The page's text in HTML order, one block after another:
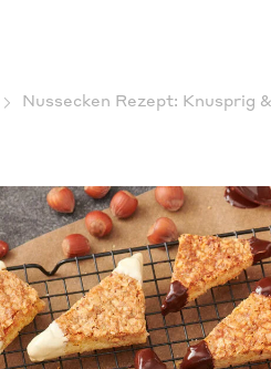
Nussecken Rezept: Knusprig